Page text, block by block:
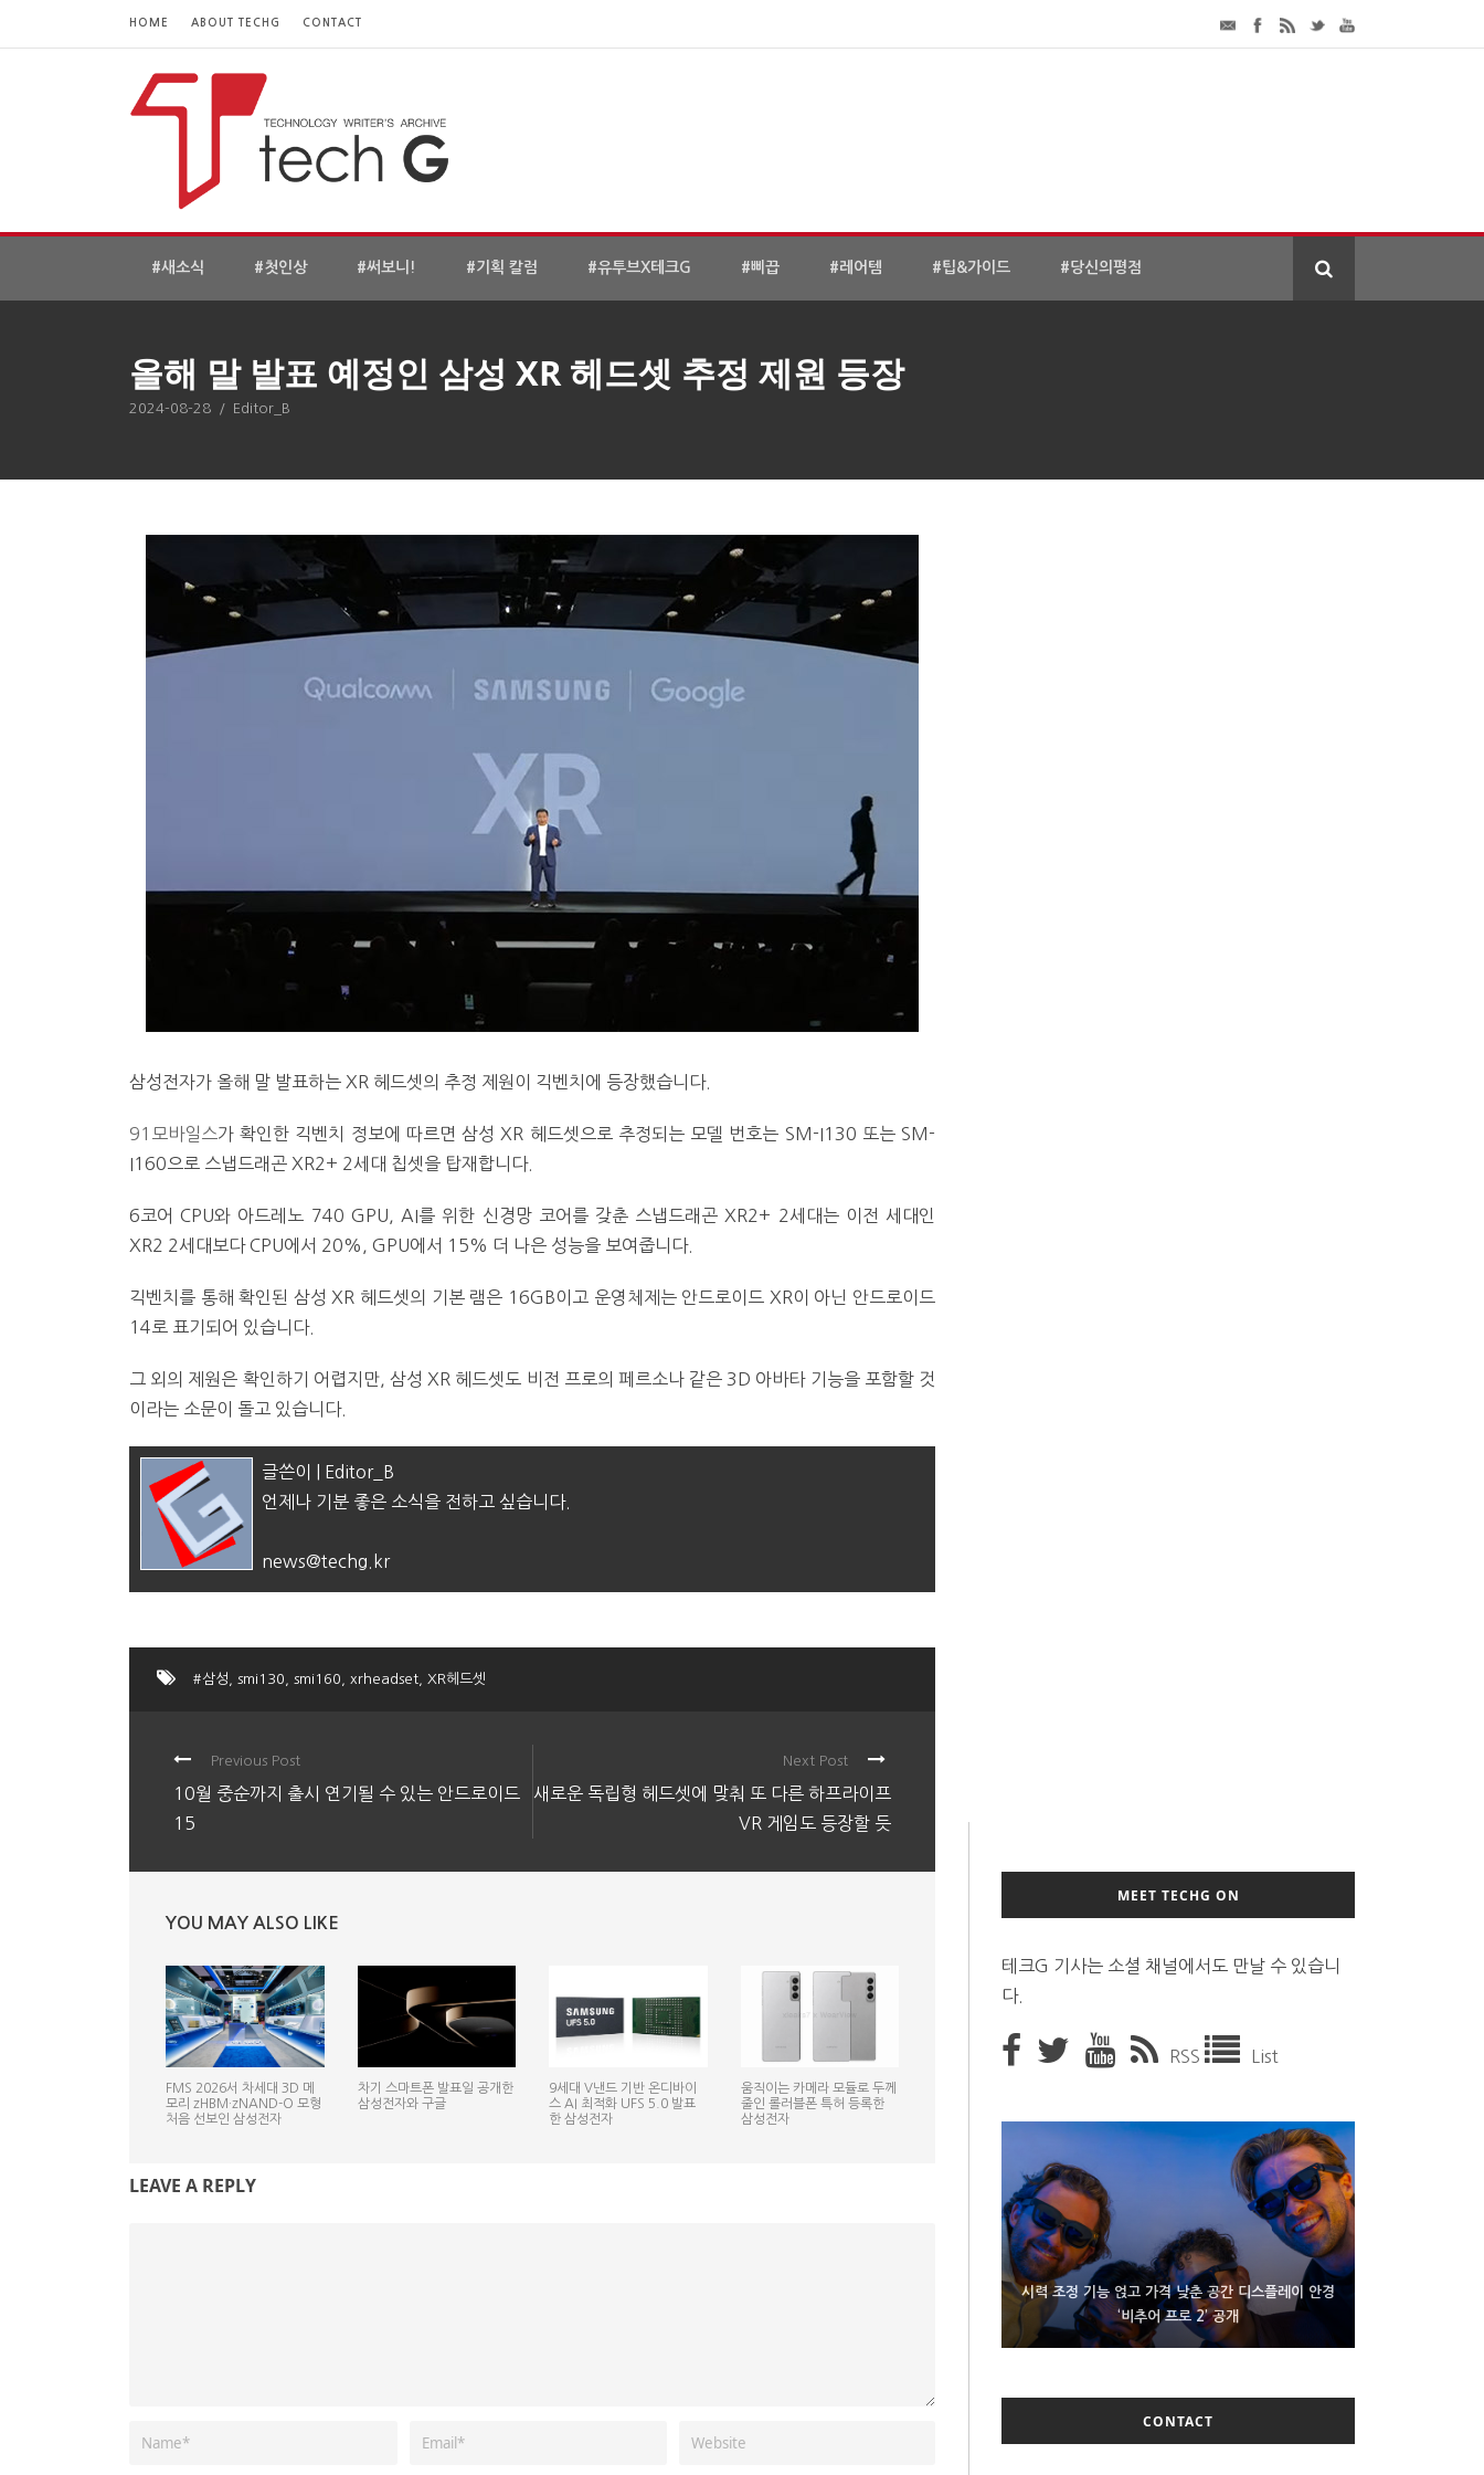
HOME ABOUT TECHG CONTACT
#새소식 #첫인상 #써보니! #기획 칼럼 #유투브X테크G #삐끕 #레어템 #팁&가이드 #당신의평점
올해 말 발표 예정인 삼성 XR 헤드셋 추정 제원 등장
2024-08-28 / Editor_B
삼성전자가 올해 말 발표하는 XR 헤드셋의 추정 제원이 긱벤치에 등장했습니다.
91모바일스가 확인한 긱벤치 정보에 따르면 삼성 XR 헤드셋으로 추정되는 모델 번호는 SM-I130 또는 SM-
I160으로 스냅드래곤 XR2+ 2세대 칩셋을 탑재합니다.
6코어 CPU와 아드레노 740 GPU, AI를 위한 신경망 코어를 갖춘 스냅드래곤 XR2+ 2세대는 이전 세대인
XR2 2세대보다 CPU에서 20%, GPU에서 15% 더 나은 성능을 보여줍니다.
긱벤치를 통해 확인된 삼성 XR 헤드셋의 기본 램은 16GB이고 운영체제는 안드로이드 XR이 아닌 안드로이드
14로 표기되어 있습니다.
그 외의 제원은 확인하기 어렵지만, 삼성 XR 헤드셋도 비전 프로의 페르소나 같은 3D 아바타 기능을 포함할 것
이라는 소문이 돌고 있습니다.
글쓴이 | Editor_B
언제나 기분 좋은 소식을 전하고 싶습니다.
news@techg.kr
#삼성 smi130 smi160 xrheadset XR헤드셋
Previous Post
10월 중순까지 출시 연기될 수 있는 안드로이드
15
Next Post
새로운 독립형 헤드셋에 맞춰 또 다른 하프라이프
VR 게임도 등장할 듯
YOU MAY ALSO LIKE
FMS 2026서 차세대 3D 메
모리 zHBM·zNAND-O 모형
처음 선보인 삼성전자
차기 스마트폰 발표일 공개한
삼성전자와 구글
9세대 V낸드 기반 온디바이
스 AI 최적화 UFS 5.0 발표
한 삼성전자
움직이는 카메라 모듈로 두께
줄인 롤러블폰 특허 등록한
삼성전자
LEAVE A REPLY
MEET TECHG ON
테크G 기사는 소셜 채널에서도 만날 수 있습니
다.
RSS List
시력 조정 기능 얹고 가격 낮춘 공간 디스플레이 안경
‘비추어 프로 2’ 공개
D램 부족에 10억달러어치 아이폰18 프로세서 패키징
대기 중
300~400달러 반지형 스피커 준비하는 오픈AI
CONTACT